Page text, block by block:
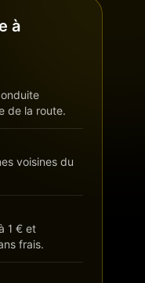
à
de la route.
voisines du
1 € et
frais.